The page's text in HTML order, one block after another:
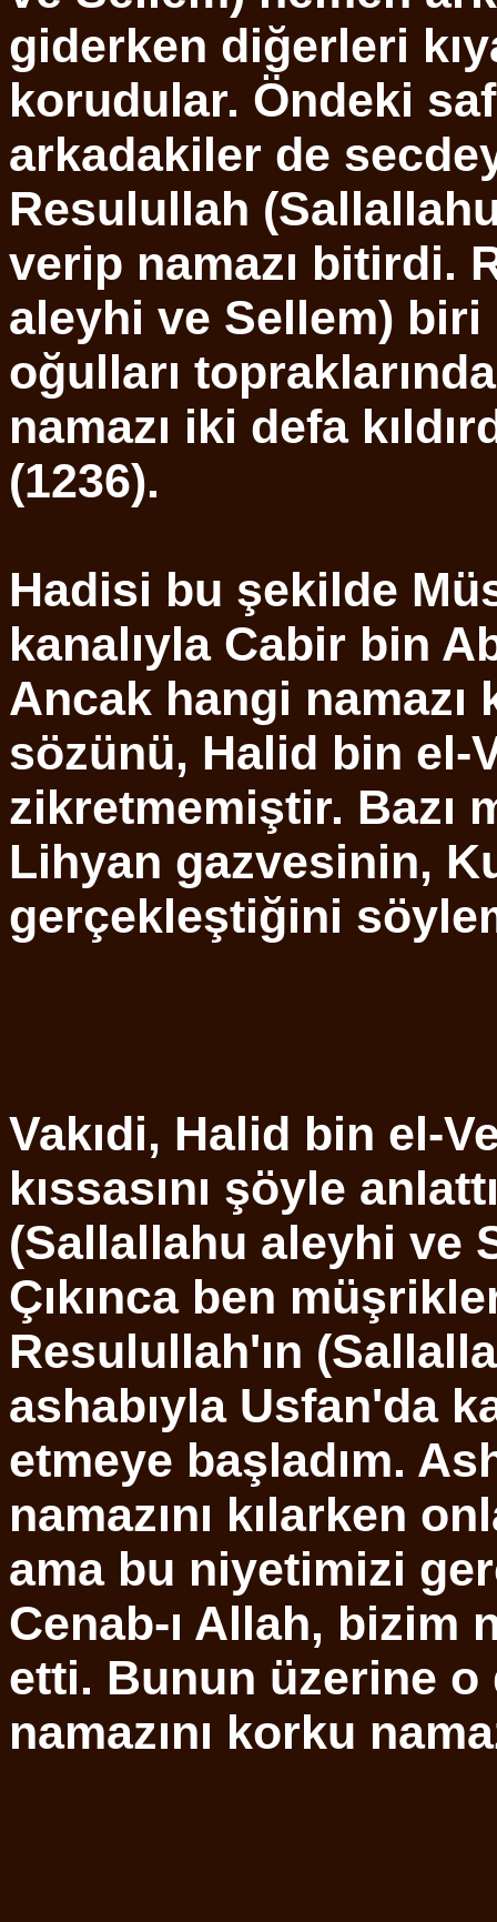
giderken diğerleri
korudular. Öndeki
arkadakiler de
Resulullah
verip namazı bitirdi.
aleyhi ve Sellem)
oğulları
namazı iki defa
(1236).
Hadisi bu şekilde
kanalıyla Cabir bin
Ancak hangi namazı
sözünü, Halid bin el-
zikretmemiştir. Bazı
Lihyan gazvesinin,
gerçekleştiğini
Vakıdi, Halid bin el-
kıssasını şöyle
(Sallallahu aleyhi ve
Çıkınca ben
Resulullah'ın
ashabıyla Usfan'da
etmeye başladım.
namazını kılarken
ama bu niyetimizi
Cenab-ı Allah, bizim
etti. Bunun üzerine o
namazını korku